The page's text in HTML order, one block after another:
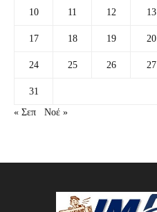
10 11 12 13
17 18 19 20
24 25 26 27
31
« Σεπ
Νοέ »